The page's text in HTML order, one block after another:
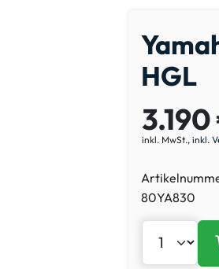
HGL
inkl. MwSt., inkl.
80YA830